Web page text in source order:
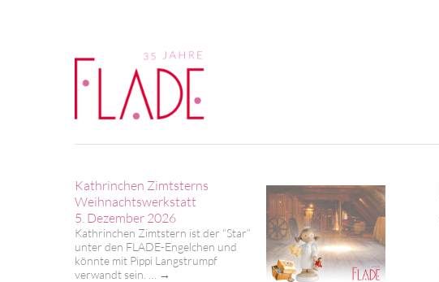
Kathrinchen Zimtsterns
Weihnachtswerkstatt
5. Dezember 2026
Kathrinchen Zimtstern ist der “Star”
unter den FLADE-Engelchen und
könnte mit Pippi Langstrumpf
verwandt sein. …
→